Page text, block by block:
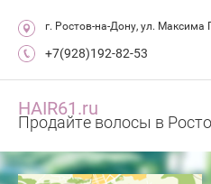
г. Ростов-на-Дону, ул. Максима
+7(928)192-82-53
HAIR61.ru
Продайте волосы в